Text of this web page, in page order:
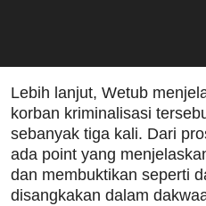
Lebih lanjut, Wetub
korban kriminalisasi
sebanyak tiga kali. Dari
ada point yang
dan membuktikan seperti
disangkakan dalam